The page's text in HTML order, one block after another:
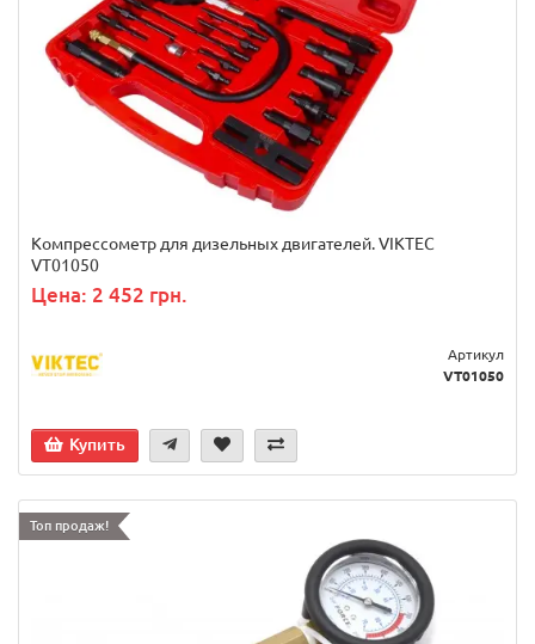
Компрессометр для дизельных двигателей. VIKTEC
VT01050
Цена: 2 452 грн.
Артикул
VT01050
Купить
Топ продаж!